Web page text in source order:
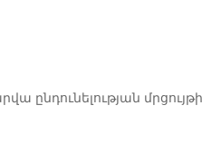
ընդունելության մրցույթի